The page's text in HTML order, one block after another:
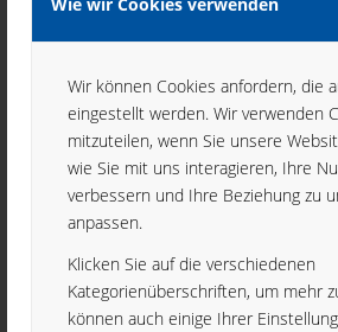
Wir können Cookies anfordern, die
eingestellt werden. Wir verwenden
mitzuteilen, wenn Sie unsere
wie Sie mit uns interagieren, Ihre
verbessern und Ihre Beziehung zu
anpassen.
Klicken Sie auf die verschiedenen
Kategorienüberschriften, um mehr
können auch einige Ihrer
ISO 9001:2015
Das Qualitätsmanagementsystem von
von TŰV SŰD Slovakia s.r.o. nach EN
zertifiziert.